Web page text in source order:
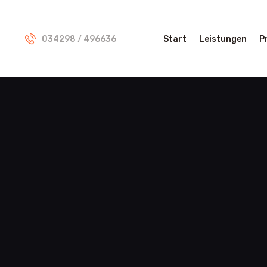
034298 / 496636 Start Leistungen